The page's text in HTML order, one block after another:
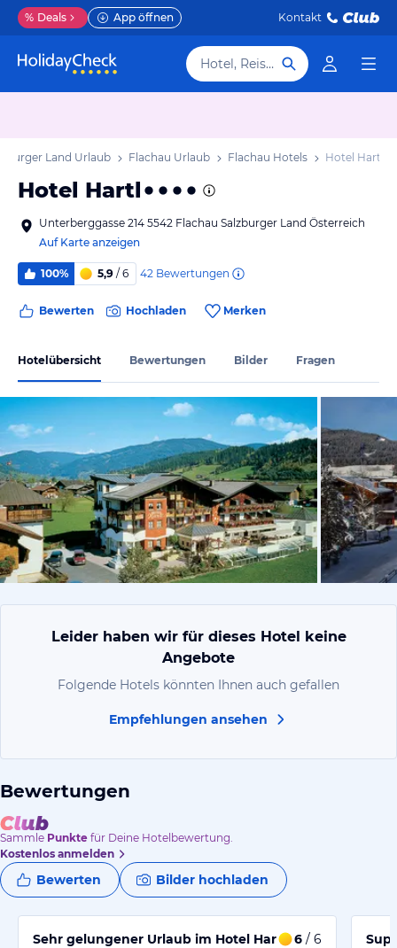
% Deals App öffnen Kontakt
Hotel, Reiseziel
Land Urlaub Flachau Urlaub Flachau Hotels Hotel Hartl
Hotel Hartl
Unterberggasse 214 5542 Flachau Salzburger Land Österreich
Auf Karte anzeigen
100% 5,9 / 6 42 Bewertungen
Bewerten Hochladen Merken
Hotelübersicht Bewertungen Bilder Fragen
vom
Leider haben wir für dieses Hotel keine
Angebote
Folgende Hotels könnten Ihnen auch gefallen
Empfehlungen ansehen
Bewertungen
Sammle Punkte für Deine Hotelbewertung.
Kostenlos anmelden
Bewerten Bilder hochladen
Sehr gelungener Urlaub im Hotel Hartl. 6 / 6